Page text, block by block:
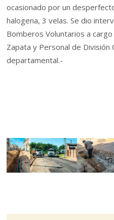
ocasionado por un
halogena, 3 velas. Se dio
Bomberos Voluntarios a
Zapata y Personal de División
departamental.-